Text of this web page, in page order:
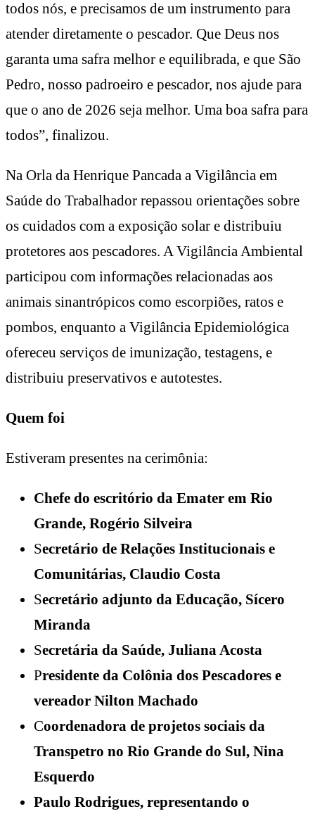
todos nós, e precisamos de um instrumento para
atender diretamente o pescador. Que Deus nos
garanta uma safra melhor e equilibrada, e que São
Pedro, nosso padroeiro e pescador, nos ajude para
que o ano de 2026 seja melhor. Uma boa safra para
todos”, finalizou.
Na Orla da Henrique Pancada a Vigilância em
Saúde do Trabalhador repassou orientações sobre
os cuidados com a exposição solar e distribuiu
protetores aos pescadores. A Vigilância Ambiental
participou com informações relacionadas aos
animais sinantrópicos como escorpiões, ratos e
pombos, enquanto a Vigilância Epidemiológica
ofereceu serviços de imunização, testagens, e
distribuiu preservativos e autotestes.
Quem foi
Estiveram presentes na cerimônia:
Chefe do escritório da Emater em Rio
Grande, Rogério Silveira
Secretário de Relações Institucionais e
Comunitárias, Claudio Costa
Secretário adjunto da Educação, Sícero
Miranda
Secretária da Saúde, Juliana Acosta
Presidente da Colônia dos Pescadores e
vereador Nilton Machado
Coordenadora de projetos sociais da
Transpetro no Rio Grande do Sul, Nina
Esquerdo
Paulo Rodrigues, representando o